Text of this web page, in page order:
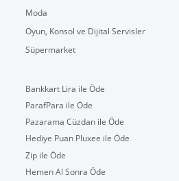
Moda
Oyun, Konsol ve Dijital Servisler
Süpermarket
Bankkart Lira ile Öde
ParafPara ile Öde
Pazarama Cüzdan ile Öde
Hediye Puan Pluxee ile Öde
Zip ile Öde
Hemen Al Sonra Öde